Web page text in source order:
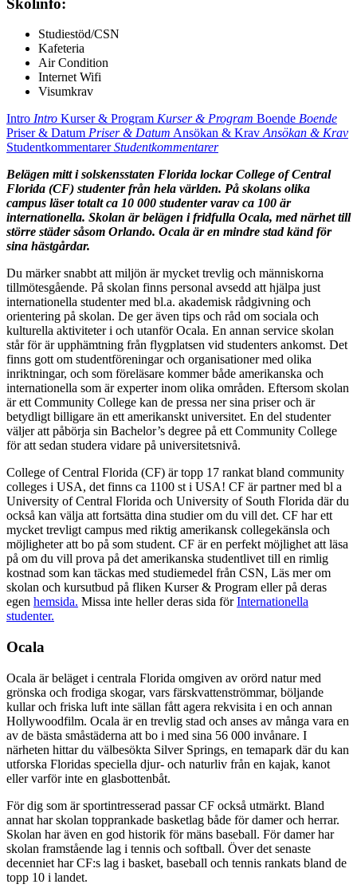
Studiestöd/CSN
Kafeteria
Air Condition
Internet Wifi
Visumkrav
Intro Intro Kurser & Program Kurser & Program Boende Boende
Priser & Datum Priser & Datum Ansökan & Krav Ansökan & Krav
Studentkommentarer Studentkommentarer
Belägen mitt i solskensstaten Florida lockar College of Central
Florida (CF) studenter från hela världen. På skolans olika
campus läser totalt ca 10 000 studenter varav ca 100 är
internationella. Skolan är belägen i fridfulla Ocala, med närhet till
större städer såsom Orlando. Ocala är en mindre stad känd för
sina hästgårdar.
Du märker snabbt att miljön är mycket trevlig och människorna
tillmötesgående. På skolan finns personal avsedd att hjälpa just
internationella studenter med bl.a. akademisk rådgivning och
orientering på skolan. De ger även tips och råd om sociala och
kulturella aktiviteter i och utanför Ocala. En annan service skolan
står för är upphämtning från flygplatsen vid studenters ankomst. Det
finns gott om studentföreningar och organisationer med olika
inriktningar, och som föreläsare kommer både amerikanska och
internationella som är experter inom olika områden. Eftersom skolan
är ett Community College kan de pressa ner sina priser och är
betydligt billigare än ett amerikanskt universitet. En del studenter
väljer att påbörja sin Bachelor’s degree på ett Community College
för att sedan studera vidare på universitetsnivå.
College of Central Florida (CF) är topp 17 rankat bland community
colleges i USA, det finns ca 1100 st i USA! CF är partner med bl a
University of Central Florida och University of South Florida där du
också kan välja att fortsätta dina studier om du vill det. CF har ett
mycket trevligt campus med riktig amerikansk collegekänsla och
möjligheter att bo på som student. CF är en perfekt möjlighet att läsa
på om du vill prova på det amerikanska studentlivet till en rimlig
kostnad som kan täckas med studiemedel från CSN, Läs mer om
skolan och kursutbud på fliken Kurser & Program eller på deras
egen hemsida. Missa inte heller deras sida förInternationella
studenter.
Ocala
Ocala är beläget i centrala Florida omgiven av orörd natur med
grönska och frodiga skogar, vars färskvattenströmmar, böljande
kullar och friska luft inte sällan fått agera rekvisita i en och annan
Hollywoodfilm. Ocala är en trevlig stad och anses av många vara en
av de bästa småstäderna att bo i med sina 56 000 invånare. I
närheten hittar du välbesökta Silver Springs, en temapark där du kan
utforska Floridas speciella djur- och naturliv från en kajak, kanot
eller varför inte en glasbottenbåt.
För dig som är sportintresserad passar CF också utmärkt. Bland
annat har skolan topprankade basketlag både för damer och herrar.
Skolan har även en god historik för mäns baseball. För damer har
skolan framstående lag i tennis och softball. Över det senaste
decenniet har CF:s lag i basket, baseball och tennis rankats bland de
topp 10 i landet.